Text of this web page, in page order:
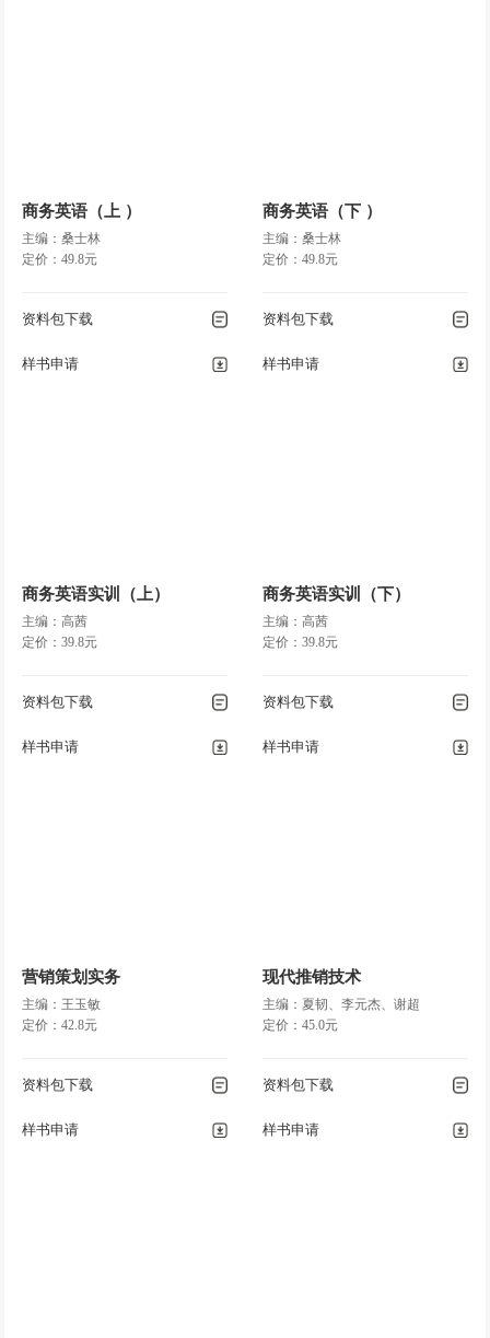
商务英语（上 ）
主编：桑士林
定价：49.8元
资料包下载
样书申请
商务英语（下 ）
主编：桑士林
定价：49.8元
资料包下载
样书申请
商务英语实训（上）
主编：高茜
定价：39.8元
资料包下载
样书申请
商务英语实训（下）
主编：高茜
定价：39.8元
资料包下载
样书申请
营销策划实务
主编：王玉敏
定价：42.8元
资料包下载
样书申请
现代推销技术
主编：夏韧、李元杰、谢超
定价：45.0元
资料包下载
样书申请